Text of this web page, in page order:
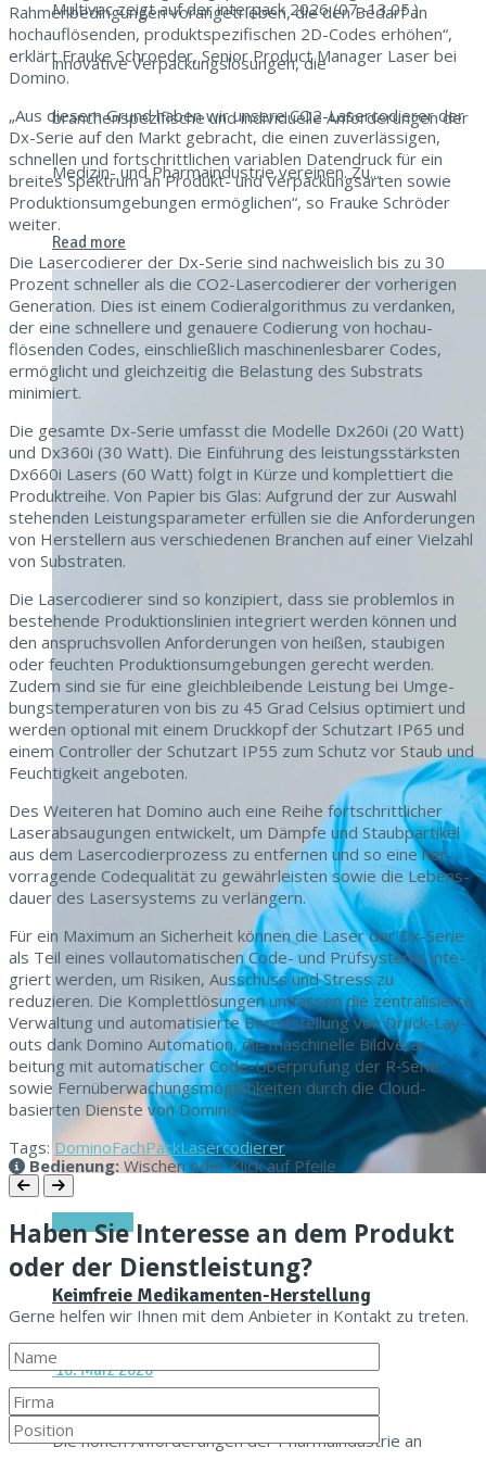
Multivac zeigt auf der interpack 2026 (07.-13.05.)
innovative Verpackungslösungen, die
branchenspezifische und individuelle Anforderungen der
Medizin- und Pharmaindustrie vereinen. Zu...
Read more
Titel-Thema
Keimfreie Medikamenten-Herstellung
10. März 2026
Die hohen Anforderungen der Pharmaindustrie an
Rah­menbe­din­gun­gen vor­angetrieben, die den Bedarf an
hochau­flösenden, pro­duk­t­spez­i­fis­chen 2D-Codes erhöhen“,
erk­lärt Frauke Schroed­er, Senior Prod­uct Man­ag­er Laser bei
Domino.
„Aus diesem Grund haben wir unsere CO2-Laser­codier­er der
Dx-Serie auf den Markt gebracht, die einen zuver­läs­si­gen,
schnellen und fortschrit­tlichen vari­ablen Daten­druck für ein
bre­ites Spek­trum an Pro­dukt- und Ver­pack­ungsarten sowie
Pro­duk­tion­sumge­bun­gen ermöglichen“, so Frauke Schröder
weiter.
Die Laser­codier­er der Dx-Serie sind nach­weis­lich bis zu 30
Prozent schneller als die CO2-Laser­codier­er der vorheri­gen
Gen­er­a­tion. Dies ist einem Codier­al­go­rith­mus zu ver­danken,
der eine schnellere und genauere Codierung von hochau­
flösenden Codes, ein­schließlich maschi­nen­les­bar­er Codes,
ermöglicht und gle­ichzeit­ig die Belas­tung des Sub­strats
minimiert.
Die gesamte Dx-Serie umfasst die Mod­elle Dx260i (20 Watt)
und Dx360i (30 Watt). Die Ein­führung des leis­tungsstärk­sten
Dx660i Lasers (60 Watt) fol­gt in Kürze und kom­plet­tiert die
Pro­duk­trei­he. Von Papi­er bis Glas: Auf­grund der zur Auswahl
ste­hen­den Leis­tungspa­ra­me­ter erfüllen sie die Anforderun­gen
von Her­stellern aus ver­schiede­nen Branchen auf ein­er Vielzahl
von Substraten.
Die Laser­codier­er sind so konzip­iert, dass sie prob­lem­los in
beste­hende Pro­duk­tion­slin­ien inte­gri­ert wer­den kön­nen und
den anspruchsvollen Anforderun­gen von heißen, staubi­gen
oder feucht­en Pro­duk­tion­sumge­bun­gen gerecht wer­den.
Zudem sind sie für eine gle­ich­bleibende Leis­tung bei Umge­
bung­stem­per­a­turen von bis zu 45 Grad Cel­sius opti­miert und
wer­den option­al mit einem Druck­kopf der Schutzart IP65 und
einem Con­troller der Schutzart IP55 zum Schutz vor Staub und
Feuchtigkeit angeboten.
Des Weit­eren hat Domi­no auch eine Rei­he fortschrit­tlich­er
Laser­ab­saugun­gen entwick­elt, um Dämpfe und Staub­par­tikel
aus dem Laser­codier­prozess zu ent­fer­nen und so eine her­
vor­ra­gende Cod­e­qual­ität zu gewährleis­ten sowie die Lebens­
dauer des Laser­sys­tems zu verlängern.
Für ein Max­i­mum an Sicher­heit kön­nen die Laser der Dx-Serie
als Teil eines vol­lau­toma­tis­chen Code- und Prüf­sys­tems inte­
gri­ert wer­den, um Risiken, Auss­chuss und Stress zu
reduzieren. Die Kom­plet­tlö­sun­gen umfassen die zen­tral­isierte
Ver­wal­tung und automa­tisierte Bere­it­stel­lung von Druck-Lay­
outs dank Domi­no Automa­tion, die maschinelle Bild­ver­ar­
beitung mit automa­tis­ch­er Code-Über­prü­fung der R‑Serie
sowie Fer­nüberwachungsmöglichkeit­en durch die Cloud-
basierten Dien­ste von Domino.
Tags: DominoFachPackLasercodierer
Bedienung: Wischen oder Klick auf Pfeile
Haben Sie Interesse an dem Produkt
oder der Dienstleistung?
Gerne helfen wir Ihnen mit dem Anbieter in Kontakt zu treten.